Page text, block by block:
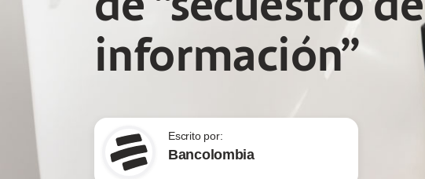
de “secuestro de
información”
Escrito por:
Bancolombia